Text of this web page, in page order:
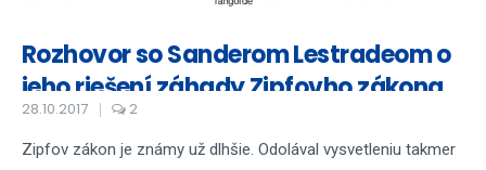
Rozhovor so Sanderom Lestradeom o
jeho riešení záhady Zipfovho zákona
28.10.2017 2
Zipfov zákon je známy už dlhšie. Odolával vysvetleniu takmer